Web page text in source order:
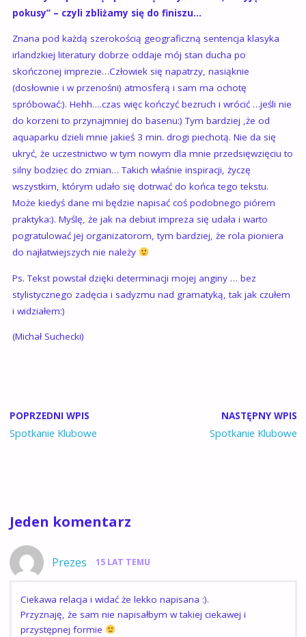
pokusy” – czyli zbliżamy się do finiszu…
Znana pod każdą szerokością geograficzną sentencja klasyka
irlandzkiej literatury dobrze oddaje mój stan ducha po
skończonej imprezie…Człowiek się napatrzy, nasiąknie
(dosłownie i w przenośni) atmosferą i sam ma ochotę
spróbować:). Hehh….czas więc kończyć bezruch i wrócić …jeśli nie
do korzeni to przynajmniej do basenu:) Tym bardziej ,że od
aquaparku dzieli mnie jakieś 3 min. drogi piechotą. Nie da się
ukryć, że uczestnictwo w tym nowym dla mnie przedsięwzięciu to
silny bodziec do zmian… Takich właśnie inspiracji, życzę
wszystkim, którym udało się dotrwać do końca tego tekstu.
Może kiedyś dane mi będzie napisać coś podobnego piórem
praktyka:). Myślę, że jak na debiut impreza się udała i warto
pogratulować jej organizatorom, tym bardziej, że rola pioniera
do najłatwiejszych nie należy
Ps. Tekst powstał dzięki determinacji mojej anginy … bez
stylistycznego zadęcia i sadyzmu nad gramatyką, tak jak czułem
i widziałem:)
(Michał Suchecki)
POPRZEDNI WPIS
Spotkanie Klubowe
NASTĘPNY WPIS
Spotkanie Klubowe
Jeden komentarz
Prezes 15 LAT TEMU
Ciekawa relacja i widać że lekko napisana :).
Przyznaję, że sam nie napisałbym w takiej ciekawej i
przystępnej formie